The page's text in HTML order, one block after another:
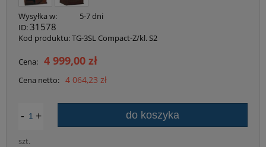
Wysyłka w:
5-7 dni
ID:31578
Kod produktu:TG-3SL Compact-Z/kl. S2
Cena: 4 999,00 zł
Cena netto: 4 064,23 zł
+
-
szt.
do koszyka